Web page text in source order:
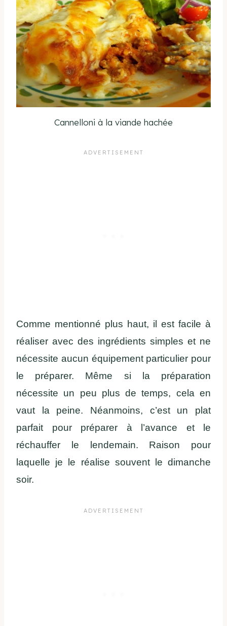
Cannelloni à la viande hachée
Comme mentionné plus haut, il est facile à
réaliser avec des ingrédients simples et ne
nécessite aucun équipement particulier pour
le préparer. Même si la préparation
nécessite un peu plus de temps, cela en
vaut la peine. Néanmoins, c’est un plat
parfait pour préparer à l’avance et le
réchauffer le lendemain. Raison pour
laquelle je le réalise souvent le dimanche
soir.